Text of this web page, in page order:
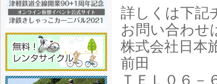
詳しくは下記
お問い合わせ
株式会社日
前田
ＴＥＬ０６